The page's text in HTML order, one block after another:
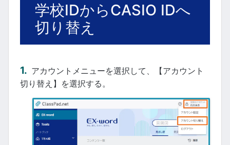
学校IDからCASIO IDへ
切り替え
アカウントメニューを選択して、【アカウント
切り替え】を選択する。